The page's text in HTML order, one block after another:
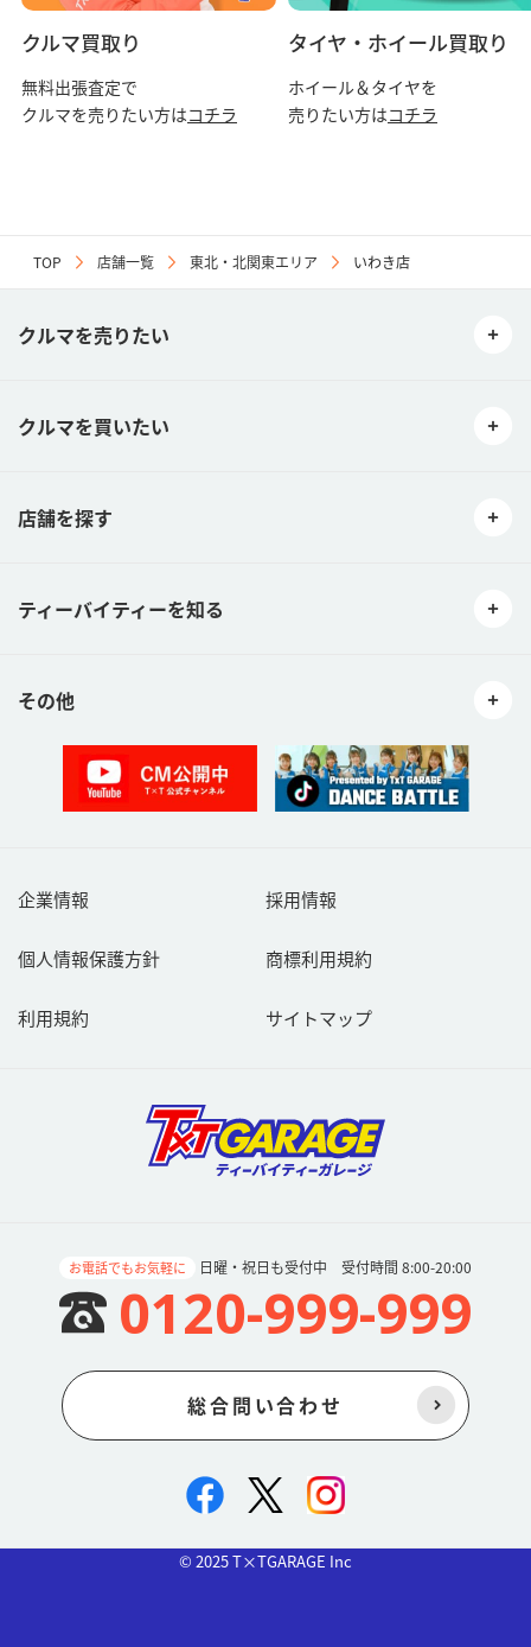
クルマ買取り
無料出張査定で
クルマを売りたい方はコチラ
タイヤ・ホイール買取り
ホイール＆タイヤを
売りたい方はコチラ
TOP 店舗一覧 東北・北関東エリア いわき店
お電話でもお気軽に 日曜・祝日も受付中 受付時間 8:00-20:00
0120-999-999
総合問い合わせ
クルマを売りたい
クルマを買いたい
店舗を探す
ティーバイティーを知る
その他
企業情報 採用情報
個人情報保護方針 商標利用規約
利用規約 サイトマップ
© 2025 T×TGARAGE Inc